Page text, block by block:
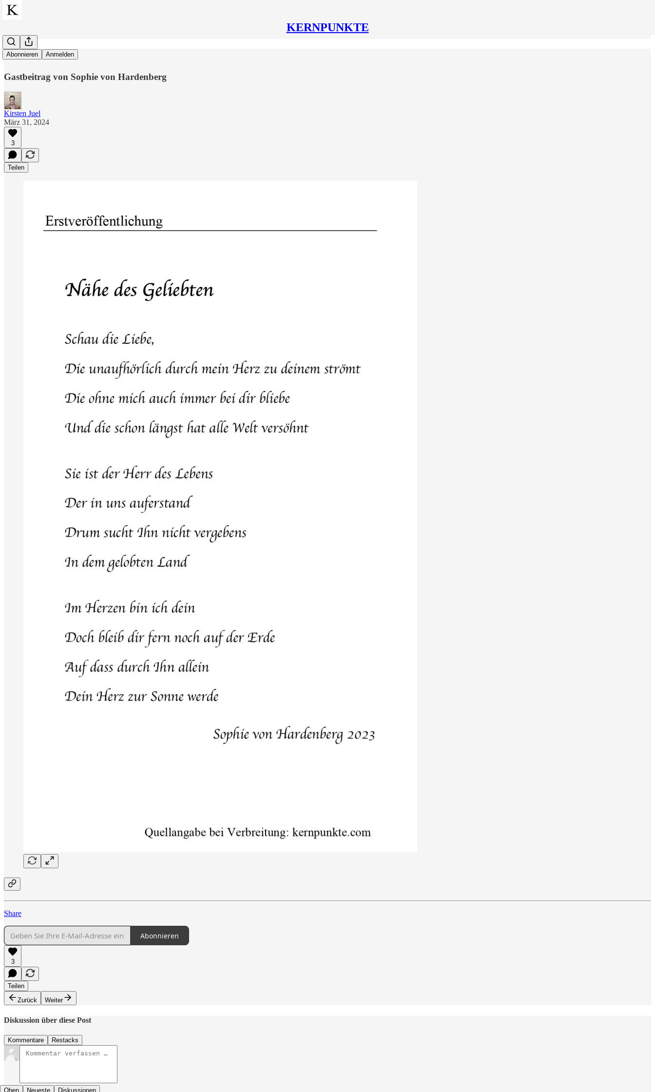
KERNPUNKTE
Abonnieren Anmelden
Frohe Ostern
Gastbeitrag von Sophie von Hardenberg
Kirsten Juel
März 31, 2024
3
Teilen
Share
Abonnieren
3
Teilen
Zurück
Weiter
Diskussion über diese Post
Kommentare Restacks
Oben Neueste Diskussionen